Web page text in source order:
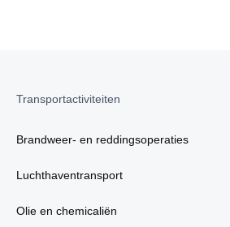
Transportactiviteiten
Brandweer- en reddingsoperaties
Luchthaventransport
Olie en chemicaliën